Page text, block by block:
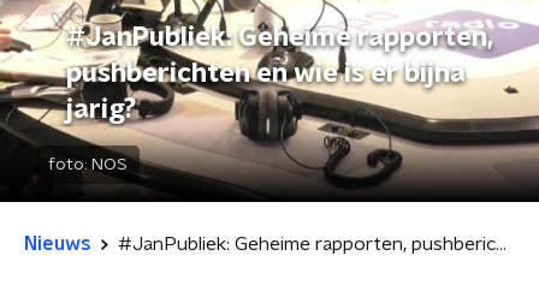
#JanPubliek: Geheime rapporten,
pushberichten en wie is er bijna
jarig?
foto: NOS
Nieuws #JanPubliek: Geheime rapporten, pushberichten en wie is er bijna jarig?